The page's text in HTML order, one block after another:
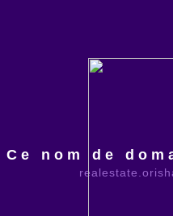
Ce nom de